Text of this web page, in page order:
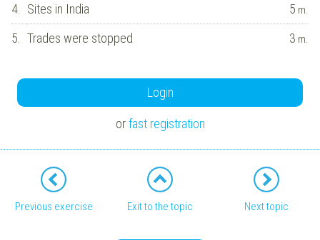
4. Sites in India 5 m.
5. Trades were stopped 3 m.
Login
orfast registration
Previous exercise Exit to the topic Next topic